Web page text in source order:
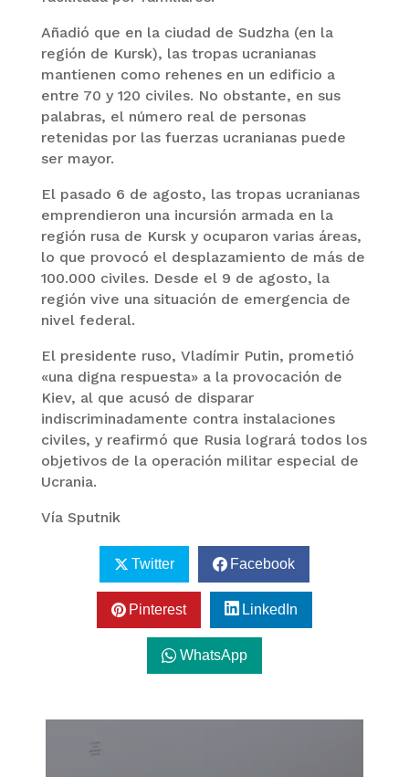
Añadió que en la ciudad de Sudzha (en la
región de Kursk), las tropas ucranianas
mantienen como rehenes en un edificio a
entre 70 y 120 civiles. No obstante, en sus
palabras, el número real de personas
retenidas por las fuerzas ucranianas puede
ser mayor.
El pasado 6 de agosto, las tropas ucranianas
emprendieron una incursión armada en la
región rusa de Kursk y ocuparon varias áreas,
lo que provocó el desplazamiento de más de
100.000 civiles. Desde el 9 de agosto, la
región vive una situación de emergencia de
nivel federal.
El presidente ruso, Vladímir Putin, prometió
«una digna respuesta» a la provocación de
Kiev, al que acusó de disparar
indiscriminadamente contra instalaciones
civiles, y reafirmó que Rusia logrará todos los
objetivos de la operación militar especial de
Ucrania.
Vía Sputnik
Twitter Facebook
Pinterest LinkedIn
WhatsApp